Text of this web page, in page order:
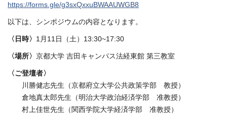
https://forms.gle/g3sxQxxuBWAAUWGB8
以下は、シンポジウムの内容となります。
〈日時〉 1月11日（土）13:30~17:30
〈場所〉 京都大学 吉田キャンパス法経東館 第三教室
〈ご登壇者〉
川勝健志先生（京都府立大学公共政策学部 教授）
倉地真太郎先生（明治大学政治経済学部 准教授）
村上佳世先生（関西学院大学経済学部 准教授）